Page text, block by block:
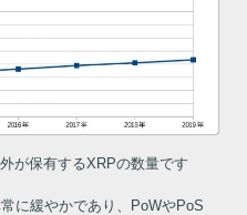
が保有するXRPの数量です
に緩やかであり、PoWやPoS